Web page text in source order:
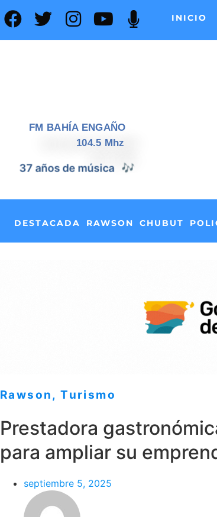
INICIO
FM BAHÍA ENGAÑO
104.5 Mhz
37 años de noticias 📰
DESTACADA RAWSON CHUBUT
Rawson,Turismo
Prestadora
para ampliar su
septiembre 5, 2025